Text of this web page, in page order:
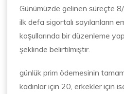
Günümüzde gelinen süreçte
ilk defa sigortalı sayılanların
koşullarında bir düzenleme
şeklinde belirtilmiştir.
günlük prim ödemesinin
kadınlar için 20, erkekler için